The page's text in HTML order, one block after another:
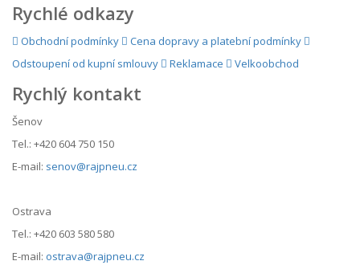
Rychlé odkazy
Obchodní podmínky
Cena dopravy a platební podmínky
Odstoupení od kupní smlouvy
Reklamace Velkoobchod
Rychlý kontakt
Šenov
Tel.: +420 604 750 150
E-mail: senov@rajpneu.cz
Ostrava
Tel.: +420 603 580 580
E-mail: ostrava@rajpneu.cz